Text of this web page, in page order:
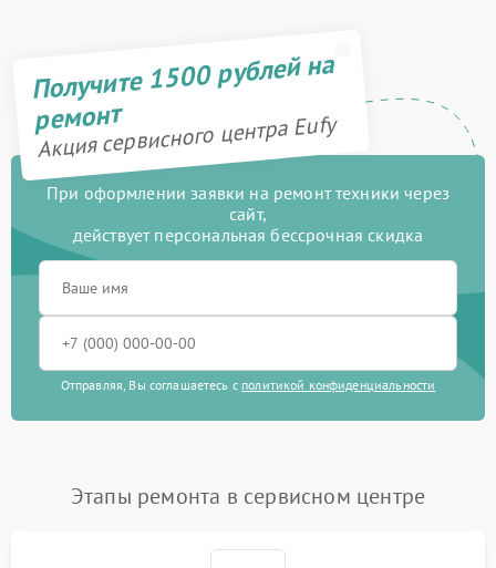
Получите 1500 рублей на
ремонт
Акция сервисного центра Eufy
При оформлении заявки на ремонт техники через
сайт,
действует персональная бессрочная скидка
Отправляя, Вы соглашаетесь с политикой конфиденциальности
Этапы ремонта в сервисном центре